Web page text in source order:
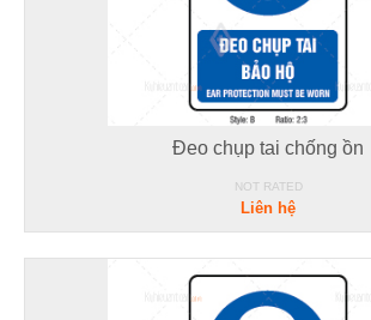
Đeo chụp tai chống ồn
NOT RATED
Liên hệ